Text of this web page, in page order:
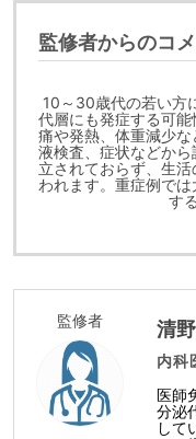
監修者からのコ
10～30歳代の若い方
代層にも発症する可
痛や発熱、体重減少
液検査、症状などか
立されておらず、生
われます。重症例で
す
監修者 清
内科
医師
分泌
して